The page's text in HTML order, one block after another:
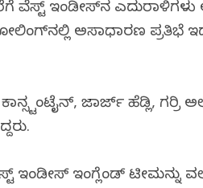
ಇಂಡೀಸ್‌ನ ಎದುರಾಳಿಗಳು
ಅಸಾಧಾರಣ ಪ್ರತಿಭೆ
ಜಾರ್ಜ್‌ ಹೆಡ್ಲಿ, ಗರ‍್ರಿ
ಇಂಡೀಸ್ ಇಂಗ್ಲೆಂಡ್ ಟೀಮನ್ನು